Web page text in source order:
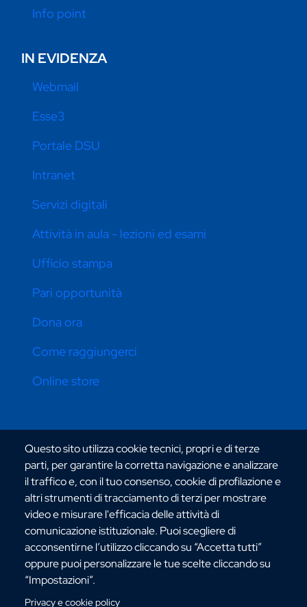
Questo sito utilizza cookie tecnici, propri e di terze
parti, per garantire la corretta navigazione e analizzare
il traffico e, con il tuo consenso, cookie di profilazione e
altri strumenti di tracciamento di terzi per mostrare
video e misurare l'efficacia delle attività di
comunicazione istituzionale. Puoi scegliere di
acconsentirne l’utilizzo cliccando su “Accetta tutti”
oppure puoi personalizzare le tue scelte cliccando su
“Impostazioni”.
Privacy e cookie policy
Via dell'Università, 25 - 89124 Reggio Calabria
C.F. 80006510806
URP:urp@unirc.it
PEC:amministrazione@pec.unirc.it
Info point
IN EVIDENZA
Webmail
Esse3
Portale DSU
Intranet
Servizi digitali
Attività in aula - lezioni ed esami
Ufficio stampa
Pari opportunità
Dona ora
Come raggiungerci
Online store